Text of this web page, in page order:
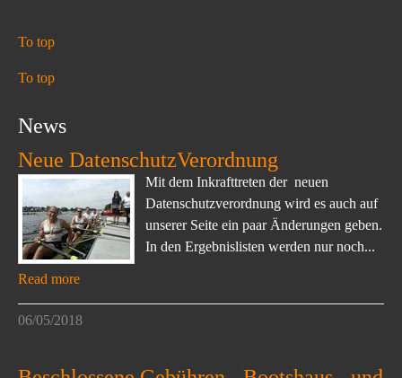
To top
To top
News
Neue DatenschutzVerordnung
Mit dem Inkrafttreten der neuen
Datenschutzverordnung wird es auch auf
unserer Seite ein paar Änderungen geben.
In den Ergebnislisten werden nur noch...
Read more
06/05/2018